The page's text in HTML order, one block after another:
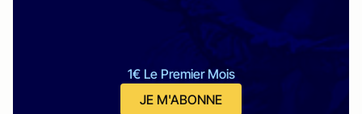
1€ Le Premier Mois
JE M'ABONNE